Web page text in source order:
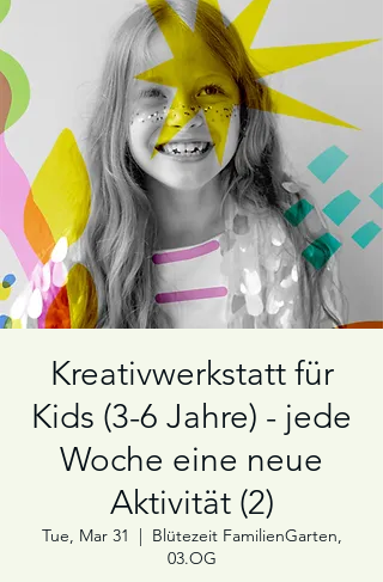
Kreativwerkstatt für
Kids (3-6 Jahre) - jede
Woche eine neue
Aktivität (2)
Tue, Mar 31
  |
Blütezeit FamilienGarten,
03.OG